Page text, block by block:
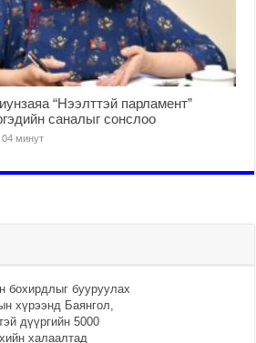
“Нээлттэй парламент”
саналыг сонслоо
04 минут
бохирдлыг бууруулах
хүрээнд Баянгол,
дүүргийн 5000
халаалтад